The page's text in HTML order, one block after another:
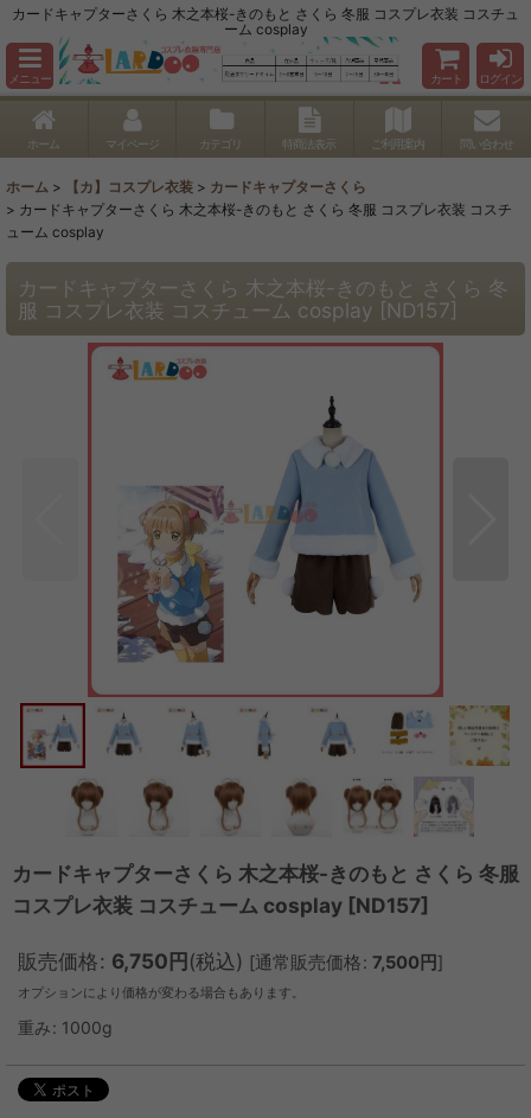
カードキャプターさくら 木之本桜-きのもと さくら 冬服 コスプレ衣装 コスチュ
ーム cosplay
メニュー カート ログイン
ホーム マイページ カテゴリ 特商法表示 ご利用案内 問い合わせ
ホーム > 【カ】コスプレ衣装 > カードキャプターさくら
> カードキャプターさくら 木之本桜-きのもと さくら 冬服 コスプレ衣装 コスチ
ューム cosplay
カードキャプターさくら 木之本桜-きのもと さくら 冬
服 コスプレ衣装 コスチューム cosplay [ND157]
カードキャプターさくら 木之本桜-きのもと さくら 冬服
コスプレ衣装 コスチューム cosplay [ND157]
販売価格: 6,750 円 (税込) [通常販売価格: 7,500 円]
オプションにより価格が変わる場合もあります。
重み: 1000g